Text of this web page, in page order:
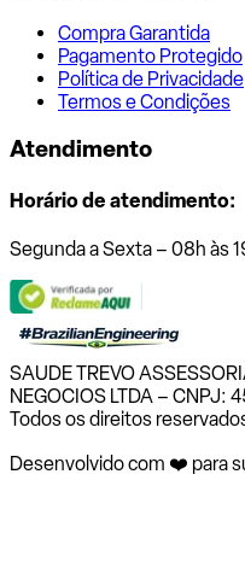
Compra Garantida
Pagamento Protegido
Política de Privacidade
Termos e Condições
Atendimento
Horário de atendimento:
Segunda a Sexta – 08h às
SAUDE TREVO
NEGOCIOS LTDA –
Todos os direitos
Desenvolvido com ❤️ para